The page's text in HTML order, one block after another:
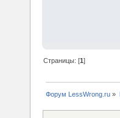
Страницы: [1]
Форум LessWrong.ru »